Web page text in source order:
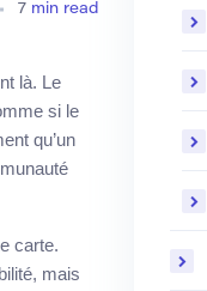
7 min read
là. Le
si le
qu’un
carte.
mais